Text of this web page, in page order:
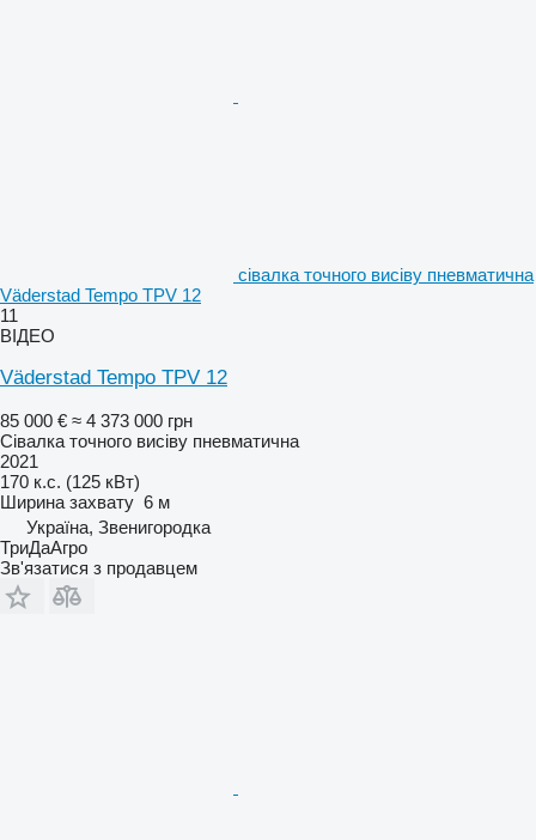
сівалка точного висіву пневматична
Väderstad Tempo TPV 12
11
ВІДЕО
Väderstad Tempo TPV 12
85 000 € ≈ 4 373 000 грн
Сівалка точного висіву пневматична
2021
170 к.с. (125 кВт)
Ширина захвату 6 м
Україна, Звенигородка
ТриДаАгро
Зв'язатися з продавцем